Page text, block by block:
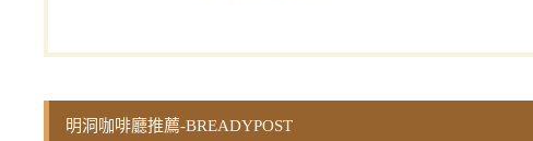
明洞咖啡廳推薦-BREADYPOST